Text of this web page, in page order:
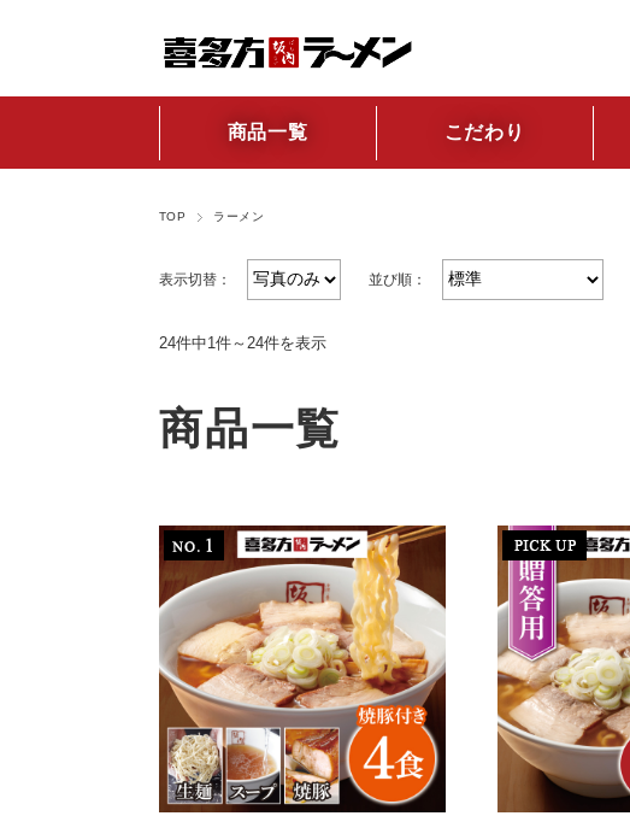
商品一覧 こだわり
TOP ラーメン
表示切替： 並び順：
24件中1件～24件を表示
商品一覧